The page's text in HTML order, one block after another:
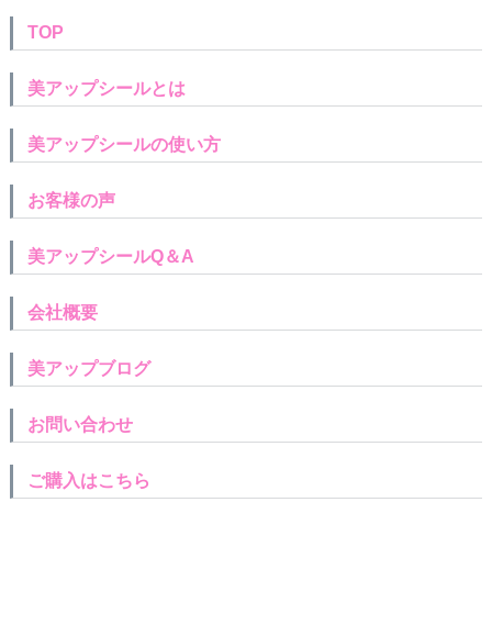
TOP
美アップシールとは
美アップシールの使い方
お客様の声
美アップシールQ＆A
会社概要
美アップブログ
お問い合わせ
ご購入はこちら